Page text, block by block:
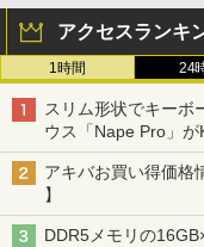
アクセスランキ
1時間 24
スリム形状でキーボ
ウス「Nape Pro」が
アキバお買い得価格
】
DDR5メモリの